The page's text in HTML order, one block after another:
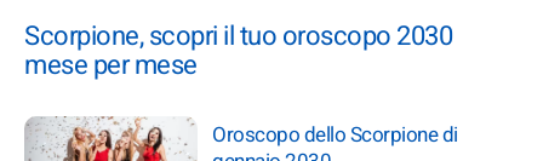
Scorpione, scopri il tuo oroscopo 2030
mese per mese
Oroscopo dello Scorpione di